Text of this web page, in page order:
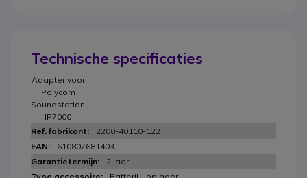
Technische specificaties
Adapter voor
Polycom
Soundstation
IP7000
2200-40110-122
610807681403
2 jaar